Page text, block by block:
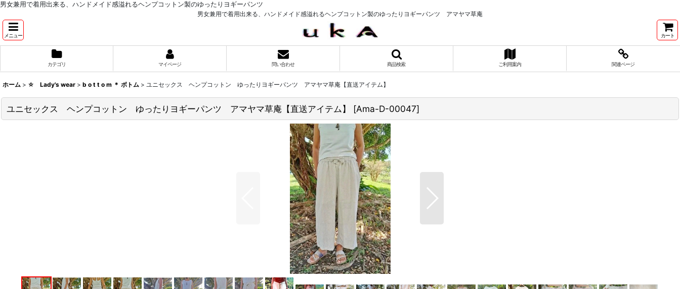
男女兼用で着用出来る、ハンドメイド感溢れるヘンプコットン製のゆったりヨギーパンツ
男女兼用で着用出来る、ハンドメイド感溢れるヘンプコットン製のゆったりヨギーパンツ アマヤマ草庵
メニュー カート
カテゴリ マイページ 問い合わせ 商品検索 ご利用案内 関連ページ
ホーム > ☆ Lady's wear > b o t t o m ＊ ボトム > ユニセックス ヘンプコットン ゆったりヨギーパンツ アマヤマ草庵【直送アイテム】
ユニセックス ヘンプコットン ゆったりヨギーパンツ アマヤマ草庵【直送アイテム】 [Ama-D-00047]